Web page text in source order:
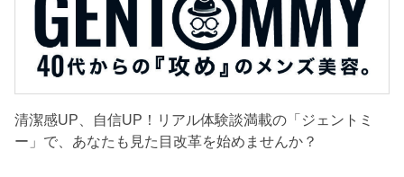
清潔感UP、自信UP！リアル体験談満載の「ジェントミ
ー」で、あなたも見た目改革を始めませんか？